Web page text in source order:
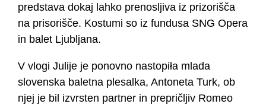
predstava dokaj lahko prenosljiva iz prizorišča
na prisorišče. Kostumi so iz fundusa SNG Opera
in balet Ljubljana.
V vlogi Julije je ponovno nastopiła mlada
slovenska baletna plesalka, Antoneta Turk, ob
njej je bil izvrsten partner in prepričljiv Romeo